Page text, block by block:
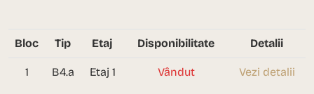
Bloc Tip Etaj Disponibilitate Detalii
1 B4.a Etaj 1 Vândut Vezi detalii